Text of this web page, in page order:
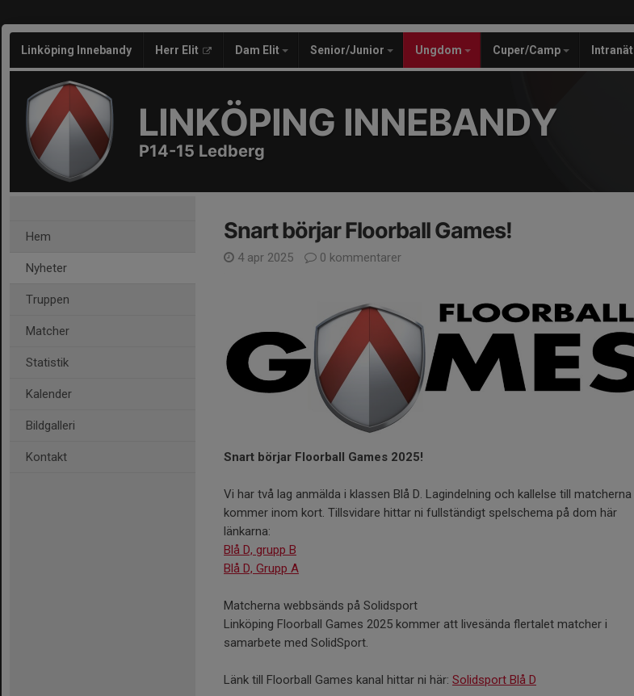
Linköping Innebandy Herr Elit Dam Elit Senior/Junior Ungdom Cuper/Camp Intranät
LINKÖPING INNEBANDY
P14-15 Ledberg
Hem
Nyheter
Truppen
Matcher
Statistik
Kalender
Bildgalleri
Kontakt
Snart börjar Floorball Games!
4 apr 2025 0 kommentarer
Snart börjar Floorball Games 2025!
Vi har två lag anmälda i klassen Blå D. Lagindelning och kallelse till matcherna
kommer inom kort. Tillsvidare hittar ni fullständigt spelschema på dom här
länkarna:
Blå D, grupp B
Blå D, Grupp A
Matcherna webbsänds på Solidsport
Linköping Floorball Games 2025 kommer att livesända flertalet matcher i
samarbete med SolidSport.
Länk till Floorball Games kanal hittar ni här: Solidsport Blå D